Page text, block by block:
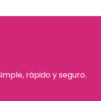
rápido y seguro.